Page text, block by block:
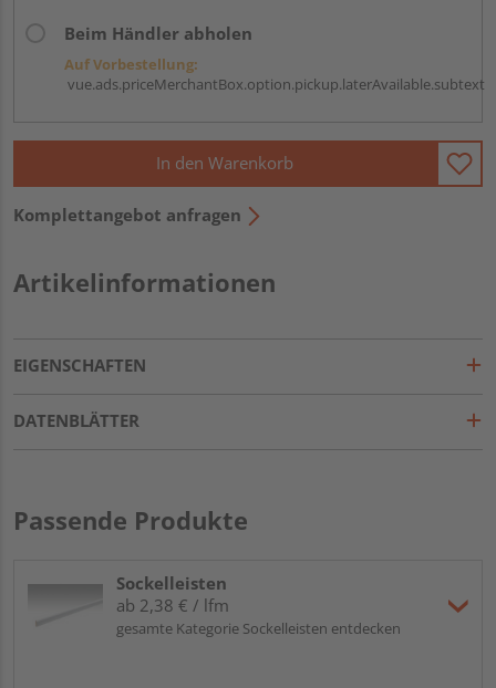
Beim Händler abholen
Auf Vorbestellung:
vue.ads.priceMerchantBox.option.pickup.laterAvailable.subtext
In den Warenkorb
Komplettangebot anfragen
Artikelinformationen
EIGENSCHAFTEN
DATENBLÄTTER
Passende Produkte
Sockelleisten
ab 2,38 € / lfm
gesamte Kategorie Sockelleisten entdecken